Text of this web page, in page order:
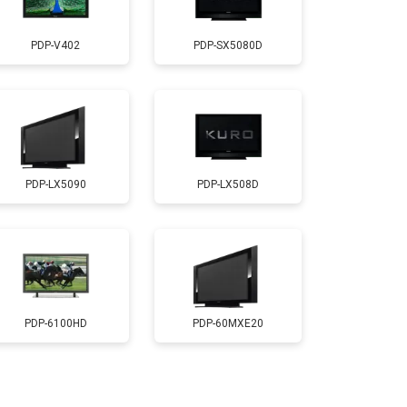
3500 ₽ Заказать
5200 ₽
3100 ₽ Заказать
3700 ₽ Заказать
5500 ₽
PDP-V402 PDP-SX5080D
PDP-LX5090 PDP-LX508D
PDP-6100HD PDP-60MXE20